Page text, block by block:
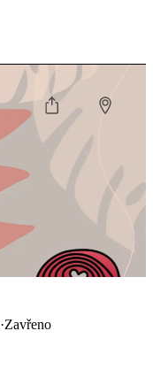
·Zavřeno